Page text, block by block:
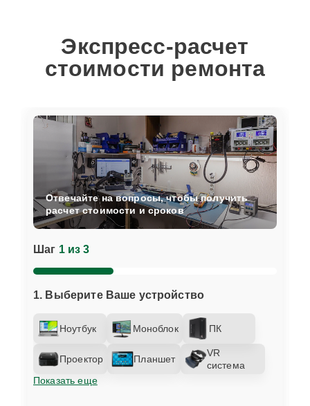
Экспресс-расчет
стоимости ремонта
Шаг 1 из 3
1. Выберите Ваше устройство
Ноутбук Моноблок ПК
Проектор Планшет
VR
система
Показать еще
Отвечайте на вопросы, чтобы получить
расчет стоимости и сроков